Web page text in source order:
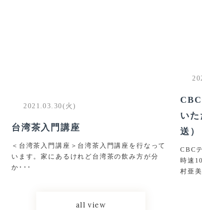
2021.03.30(火)
台湾茶入門講座
＜台湾茶入門講座＞台湾茶入門講座を行なって
います。家にあるけれど台湾茶の飲み方が分
か･･･
い
送）
CBC
時速
村亜
all view